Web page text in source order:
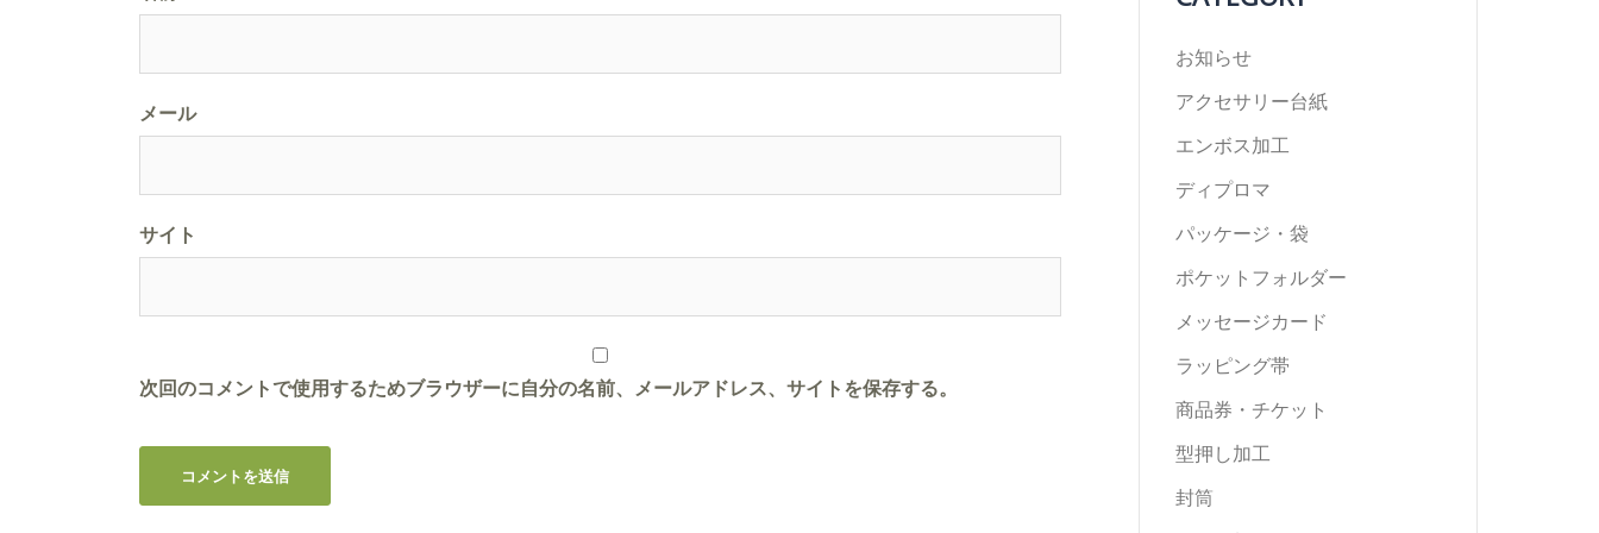
メール
サイト
次回のコメントで使用するためブラウザーに自分の名前、メールアドレス、サイトを保存する。
お知らせ
アクセサリー台紙
エンボス加工
ディプロマ
パッケージ・袋
ポケットフォルダー
メッセージカード
ラッピング帯
商品券・チケット
型押し加工
封筒